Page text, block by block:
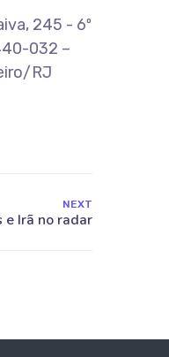
245 - 6º
032 –
RJ
NEXT